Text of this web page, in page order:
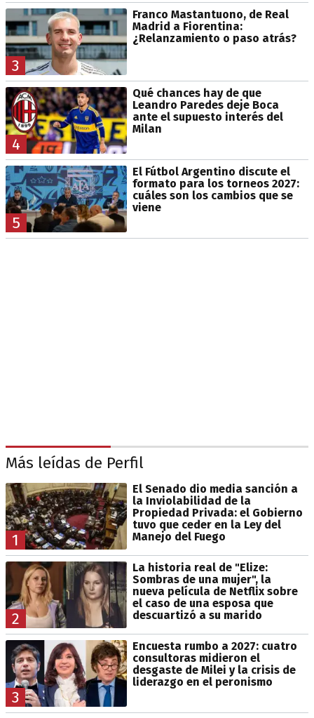
3
Franco Mastantuono, de Real
Madrid a Fiorentina:
¿Relanzamiento o paso atrás?
4
Qué chances hay de que
Leandro Paredes deje Boca
ante el supuesto interés del
Milan
5
El Fútbol Argentino discute el
formato para los torneos 2027:
cuáles son los cambios que se
viene
Más leídas de Perfil
1
El Senado dio media sanción a
la Inviolabilidad de la
Propiedad Privada: el Gobierno
tuvo que ceder en la Ley del
Manejo del Fuego
2
La historia real de "Elize:
Sombras de una mujer", la
nueva película de Netflix sobre
el caso de una esposa que
descuartizó a su marido
3
Encuesta rumbo a 2027: cuatro
consultoras midieron el
desgaste de Milei y la crisis de
liderazgo en el peronismo